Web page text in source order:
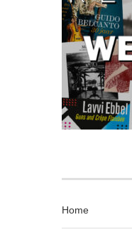
Home